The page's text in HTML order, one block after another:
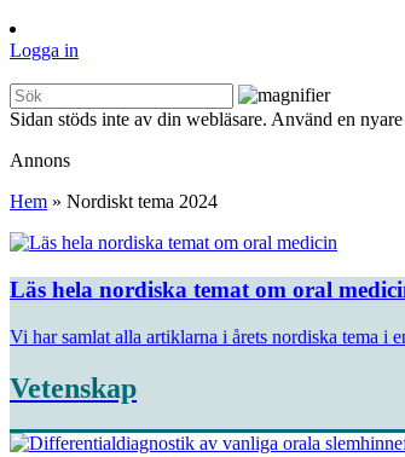
Logga in
Sidan stöds inte av din webläsare. Använd en
Annons
Hem » Nordiskt tema 2024
Läs hela nordiska temat om oral
Vi har samlat alla artiklarna i årets nordiska tema i
Vetenskap